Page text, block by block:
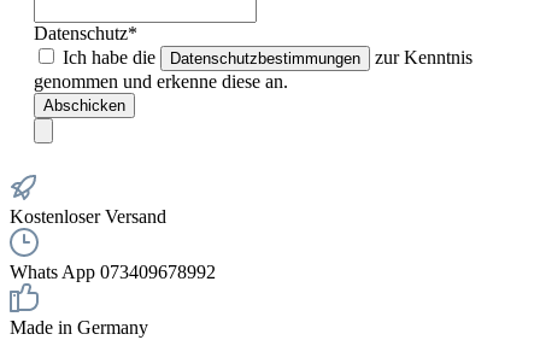
Datenschutz*
Ich habe die
Datenschutzbestimmungen
zur Kenntnis
genommen und erkenne diese an.
Abschicken
Kostenloser Versand
Whats App 073409678992
Made in Germany